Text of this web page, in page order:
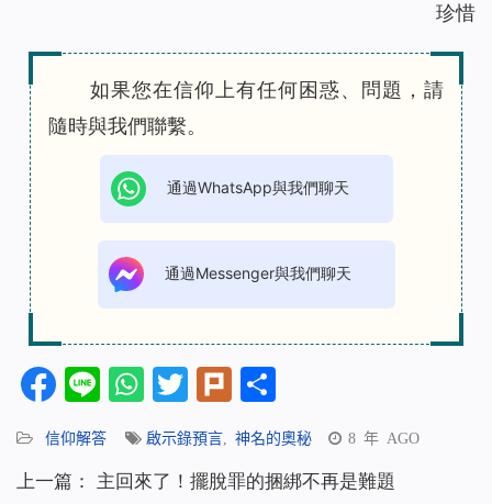
珍惜
如果您在信仰上有任何困惑、問題，請
隨時與我們聯繫。
通過WhatsApp與我們聊天
通過Messenger與我們聊天
Facebook
LineWhatsApp
Twitter
Plurk
享
信仰解答 啟示錄預言 神名的奧秘 8 年 AGO
上一篇：
主回來了！擺脫罪的捆綁不再是難題